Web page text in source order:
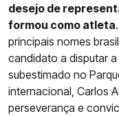
desejo de
formou como atleta
principais nomes
candidato a disputar
subestimado no
internacional, Carlos
perseverança e